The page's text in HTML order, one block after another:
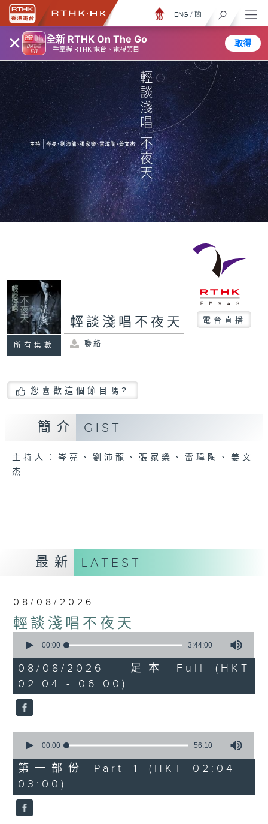
× 全新 RTHK On The Go
一手掌握 RTHK 電台、電視節目
取得
ENG / 簡
所有集數
輕談淺唱不夜天 電台直播
聯絡
您喜歡這個節目嗎?
簡介 GIST
主持人：岑亮、劉沛龍、張家樂、雷瑋陶、姜文
杰
最新 LATEST
08/08/2026
輕談淺唱不夜天
seconds
3
hours,
44
minutes,
0
seconds
00:00 3:44:00
08/08/2026 - 足本 Full (HKT
02:04 - 06:00)
seconds
56
minutes,
10
seconds
00:00 56:10
第一部份 Part 1 (HKT 02:04 -
03:00)